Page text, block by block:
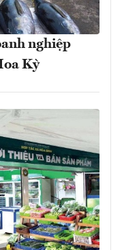
nghiệp
Kỳ